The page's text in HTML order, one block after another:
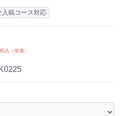
入稿コース対応
税込（単価）